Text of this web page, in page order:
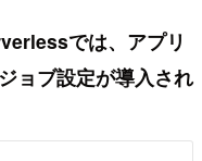
では、アプリ
ョブ設定が導入され